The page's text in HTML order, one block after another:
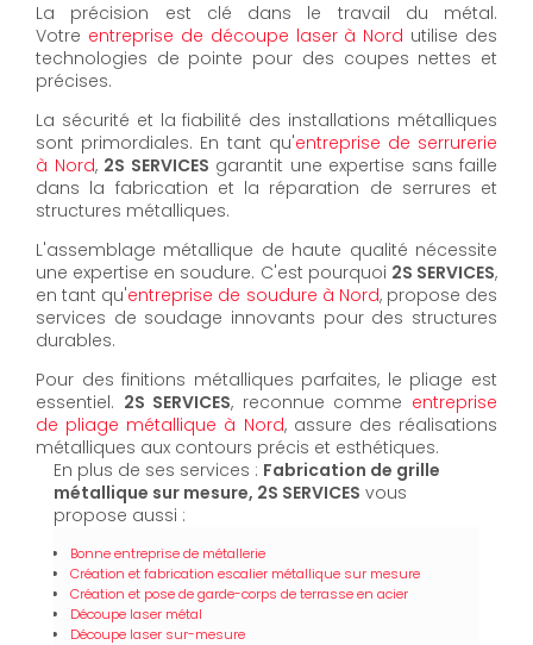
La précision est clé dans le travail du métal.
Votre entreprise de découpe laser à Nord utilise des
technologies de pointe pour des coupes nettes et
précises.
La sécurité et la fiabilité des installations métalliques
sont primordiales. En tant qu'entreprise de serrurerie
à Nord, 2S SERVICES garantit une expertise sans faille
dans la fabrication et la réparation de serrures et
structures métalliques.
L'assemblage métallique de haute qualité nécessite
une expertise en soudure. C'est pourquoi 2S SERVICES,
en tant qu'entreprise de soudure à Nord, propose des
services de soudage innovants pour des structures
durables.
Pour des finitions métalliques parfaites, le pliage est
essentiel. 2S SERVICES, reconnue comme entreprise
de pliage métallique à Nord, assure des réalisations
métalliques aux contours précis et esthétiques.
En plus de ses services : Fabrication de grille
métallique sur mesure, 2S SERVICES vous
propose aussi :
Bonne entreprise de métallerie
Création et fabrication escalier métallique sur mesure
Création et pose de garde-corps de terrasse en acier
Découpe laser métal
Découpe laser sur-mesure